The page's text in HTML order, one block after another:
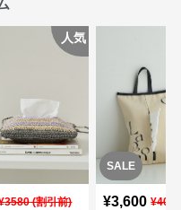
人気
3580(割引前)
SALE
¥3,600 ¥